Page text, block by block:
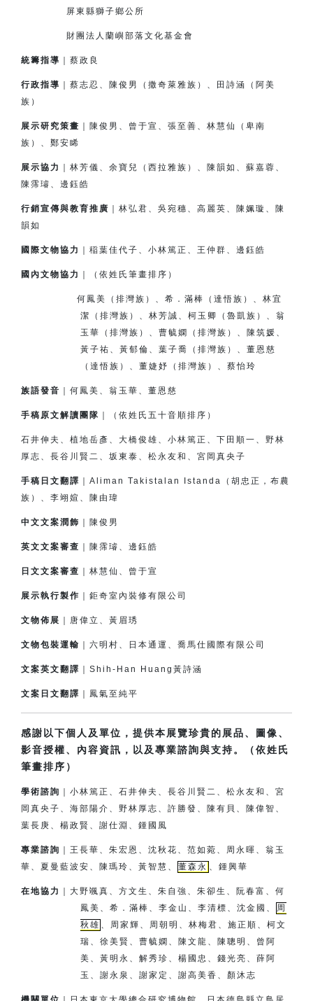
屏東縣獅子鄉公所
財團法人蘭嶼部落文化基金會
統籌指導 ｜蔡政良
行政指導
｜蔡志忍、陳俊男（撒奇萊雅族）、田詩涵（阿美
族）
展示研究策畫
｜陳俊男、曾于宣、張至善、林慧仙（卑南
族）、鄭安睎
展示協力
｜林芳儀、余寶兒（西拉雅族）、陳韻如、蘇嘉蓉、
陳霈璿、邊鈺皓
行銷宣傳與教育推廣
｜林弘君、吳宛穗、高麗英、陳姵璇、陳
韻如
國際文物協力 稲葉佳代子、小林篤正、王仲群、邊鈺皓
國內文物協力 ｜（依姓氏筆畫排序）
何鳳美（排灣族）、希．滿棒（達悟族）、林宜
潔（排灣族）、 林芳誠、柯玉卿（魯凱族）、翁
玉華（排灣族）、 曹毓嫻（排灣族）、 陳筑媛、
黃子祐、黃郁倫、 葉子喬（排灣族）、董恩慈
（達悟族）、 董婕妤（排灣族）、 蔡怡玲
族語發音 ｜何鳳美、翁玉華、董恩慈
手稿原文解讀團隊 ｜（依姓氏五十音順排序）
石井伸夫、植地岳彥、大橋俊雄、小林篤正、下田順一、 野林
厚志、長谷川賢二、坂東泰、松永友和、宮岡真央子
手稿日文翻譯
｜Aliman Takistalan Istanda（胡忠正，布農
族）、李翊媗、陳由瑋
中文文案潤飾 ｜陳俊男
英文文案審查 ｜陳霈璿、邊鈺皓
日文文案審查 ｜林慧仙、曾于宣
展示執行製作 ｜鉅奇室內裝修有限公司
文物佈展 ｜唐偉立、黃眉琇
文物包裝運輸 ｜六明村、日本通運、喬馬仕國際有限公司
文案英文翻譯 ｜Shih-Han Huang黃詩涵
文案日文翻譯 ｜鳳氣至純平
感謝以下個人及單位，提供本展覽珍貴的展品、圖像、
影音授權、內容資訊，以及專業諮詢與支持。（依姓氏
筆畫排序）
學術諮詢
｜小林篤正、石井伸夫、長谷川賢二、松永友和、宮
岡真央子、 海部陽介、 野林厚志、許勝發、陳有貝、陳偉智、
葉長庚、楊政賢、 謝仕淵、鍾國風
專業諮詢
｜王長華、朱宏恩、沈秋花、范如菀、周永暉、翁玉
華、夏曼藍波安、 陳瑪玲、黃智慧、 董森永 、鍾興華
在地協力
大野颯真、方文生、朱自強、朱卻生、阮春富、何
鳳美、希．滿棒、 李金山、李清標、沈金國、
周
秋雄 、周家輝、周朝明、林梅君、施正順、柯文
瑞、徐美賢、曹毓嫻、陳文龍、陳聰明、曾阿
美、 黃明永、解秀珍、楊國忠、錢光亮、薛阿
玉、謝永泉、謝家定、 謝高美香、顏沐志